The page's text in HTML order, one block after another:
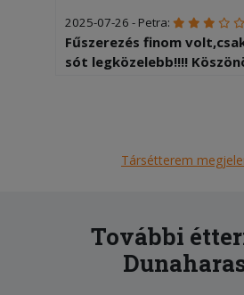
2025-07-26 - Petra:
Fűszerezés finom
sót legközelebb!!!!
Elnézést.
futár udvarias.A lemaradt
szó nélkül pótolták.
Társétterem
További